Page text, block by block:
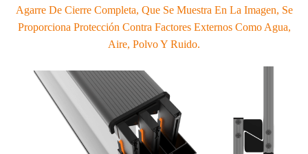
Agarre De Cierre Completa, Que Se Muestra En La Imagen, Se
Proporciona Protección Contra Factores Externos Como Agua,
Aire, Polvo Y Ruido.